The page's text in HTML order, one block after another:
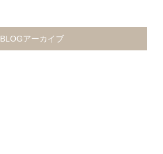
BLOGアーカイブ